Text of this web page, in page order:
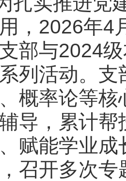
， 2026年4
部与2024
列活动。支
概率论等
导，累计帮
赋能学业成
召开多次专